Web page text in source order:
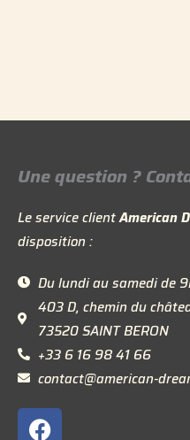
Une question ?
Le service clientAmerican
disposition :
Du lundi au samedi de
403 D, chemin du
73520 SAINT BERON
+33 6 16 98 41 66
contact@american-
F